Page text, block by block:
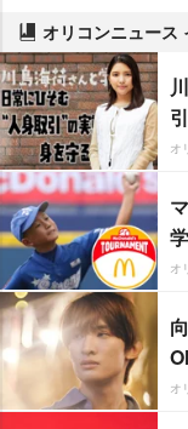
オリコンニュース
オ
オ
オ